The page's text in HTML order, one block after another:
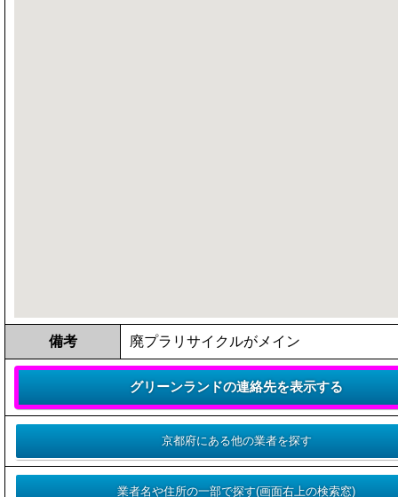
備考 廃プラリサイクルがメイン